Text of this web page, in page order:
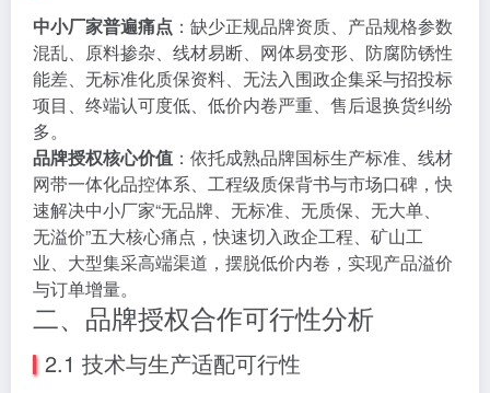
中小厂家普遍痛点 ：缺少正规品牌资质、产品规格参数
混乱、原料掺杂、线材易断、网体易变形、防腐防锈性
能差、无标准化质保资料、无法入围政企集采与招投标
项目、终端认可度低、低价内卷严重、售后退换货纠纷
多。
品牌授权核心价值 ：依托成熟品牌国标生产标准、线材
网带一体化品控体系、工程级质保背书与市场口碑，快
速解决中小厂家“无品牌、无标准、无质保、无大单、
无溢价”五大核心痛点，快速切入政企工程、矿山工
业、大型集采高端渠道，摆脱低价内卷，实现产品溢价
与订单增量。
二、品牌授权合作可行性分析
2.1 技术与生产适配可行性